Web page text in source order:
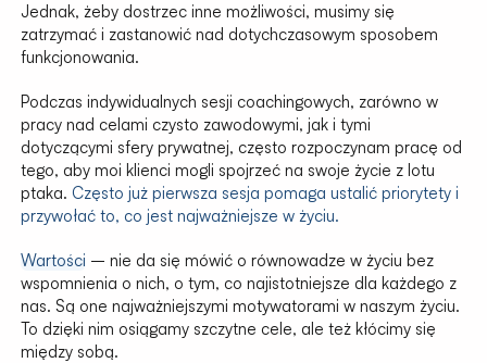
Jednak, żeby dostrzec inne możliwości, musimy się
zatrzymać i zastanowić nad dotychczasowym sposobem
funkcjonowania.
Podczas indywidualnych sesji coachingowych, zarówno w
pracy nad celami czysto zawodowymi, jak i tymi
dotyczącymi sfery prywatnej, często rozpoczynam pracę od
tego, aby moi klienci mogli spojrzeć na swoje życie z lotu
ptaka. Często już pierwsza sesja pomaga ustalić priorytety i
przywołać to, co jest najważniejsze w życiu.
Wartości – nie da się mówić o równowadze w życiu bez
wspomnienia o nich, o tym, co najistotniejsze dla każdego z
nas. Są one najważniejszymi motywatorami w naszym życiu.
To dzięki nim osiągamy szczytne cele, ale też kłócimy się
między sobą.